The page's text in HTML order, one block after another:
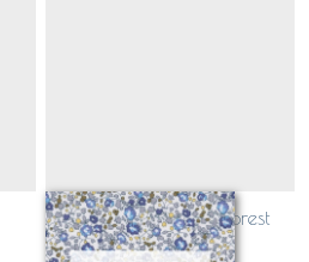
Liberty Eloise Blue Forest
(CLASSIQUE)